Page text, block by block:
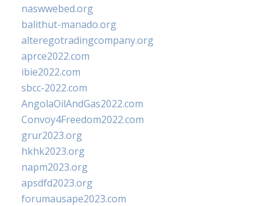
naswwebed.org
balithut-manado.org
alteregotradingcompany.org
aprce2022.com
ibie2022.com
sbcc-2022.com
AngolaOilAndGas2022.com
Convoy4Freedom2022.com
grur2023.org
hkhk2023.org
napm2023.org
apsdfd2023.org
forumausape2023.com